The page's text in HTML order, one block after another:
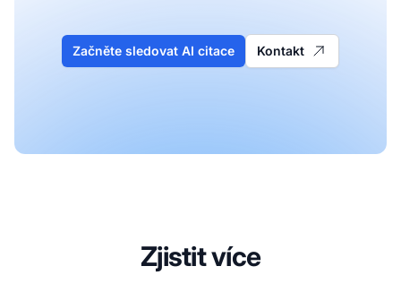
Začněte sledovat AI citace Kontakt
Zjistit více